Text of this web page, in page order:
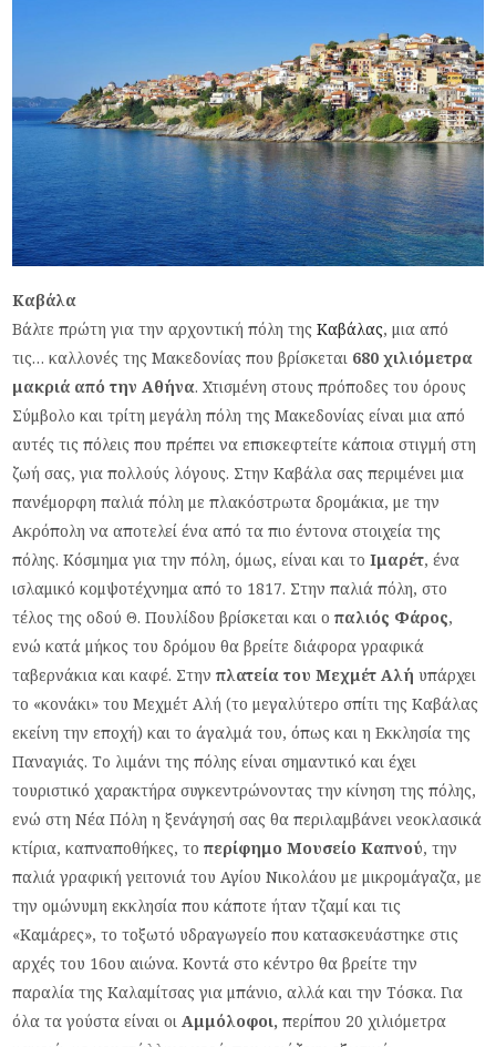
Καβάλα
Βάλτε πρώτη για την αρχοντική πόλη τηςΚαβάλας, μια από
τις… καλλονές της Μακεδονίας που βρίσκεται 680 χιλιόμετρα
μακριά από την Αθήνα. Χτισμένη στους πρόποδες του όρους
Σύμβολο και τρίτη μεγάλη πόλη της Μακεδονίας είναι μια από
αυτές τις πόλεις που πρέπει να επισκεφτείτε κάποια στιγμή στη
ζωή σας, για πολλούς λόγους. Στην Καβάλα σας περιμένει μια
πανέμορφη παλιά πόλη με πλακόστρωτα δρομάκια, με την
Ακρόπολη να αποτελεί ένα από τα πιο έντονα στοιχεία της
πόλης. Κόσμημα για την πόλη, όμως, είναι και το Ιμαρέτ, ένα
ισλαμικό κομψοτέχνημα από το 1817. Στην παλιά πόλη, στο
τέλος της οδού Θ. Πουλίδου βρίσκεται και οπαλιός Φάρος,
ενώ κατά μήκος του δρόμου θα βρείτε διάφορα γραφικά
ταβερνάκια και καφέ. Στηνπλατεία του Μεχμέτ Αλή υπάρχει
το «κονάκι» του Μεχμέτ Αλή (το μεγαλύτερο σπίτι της Καβάλας
εκείνη την εποχή) και το άγαλμά του, όπως και η Εκκλησία της
Παναγιάς. Το λιμάνι της πόλης είναι σημαντικό και έχει
τουριστικό χαρακτήρα συγκεντρώνοντας την κίνηση της πόλης,
ενώ στη Νέα Πόλη η ξενάγησή σας θα περιλαμβάνει νεοκλασικά
κτίρια, καπναποθήκες, το περίφημο Μουσείο Καπνού, την
παλιά γραφική γειτονιά του Αγίου Νικολάου με μικρομάγαζα, με
την ομώνυμη εκκλησία που κάποτε ήταν τζαμί και τις
«Καμάρες», το τοξωτό υδραγωγείο που κατασκευάστηκε στις
αρχές του 16ου αιώνα. Κοντά στο κέντρο θα βρείτε την
παραλία της Καλαμίτσας για μπάνιο, αλλά και την Τόσκα. Για
όλα τα γούστα είναι οι Αμμόλοφοι, περίπου 20 χιλιόμετρα